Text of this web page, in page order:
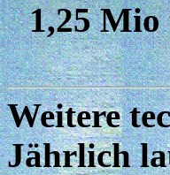
1,25
Weitere
Jährlich